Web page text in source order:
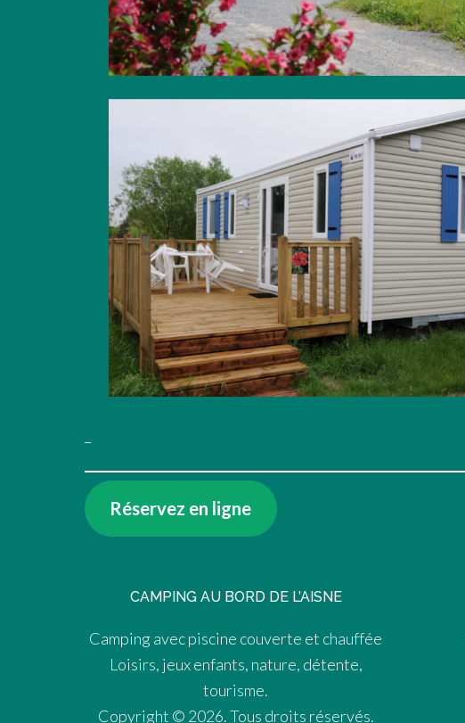
Réservez en ligne
CAMPING AU BORD DE L’AISNE
Camping avec piscine couverte et chauffée
Loisirs, jeux enfants, nature, détente,
tourisme.
Copyright © 2026. Tous droits réservés.